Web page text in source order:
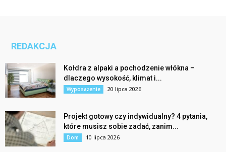
REDAKCJA
Kołdra z alpaki a pochodzenie włókna –
dlaczego wysokość, klimat i...
Wyposażenie 20 lipca 2026
Projekt gotowy czy indywidualny? 4 pytania,
które musisz sobie zadać, zanim...
Dom 10 lipca 2026